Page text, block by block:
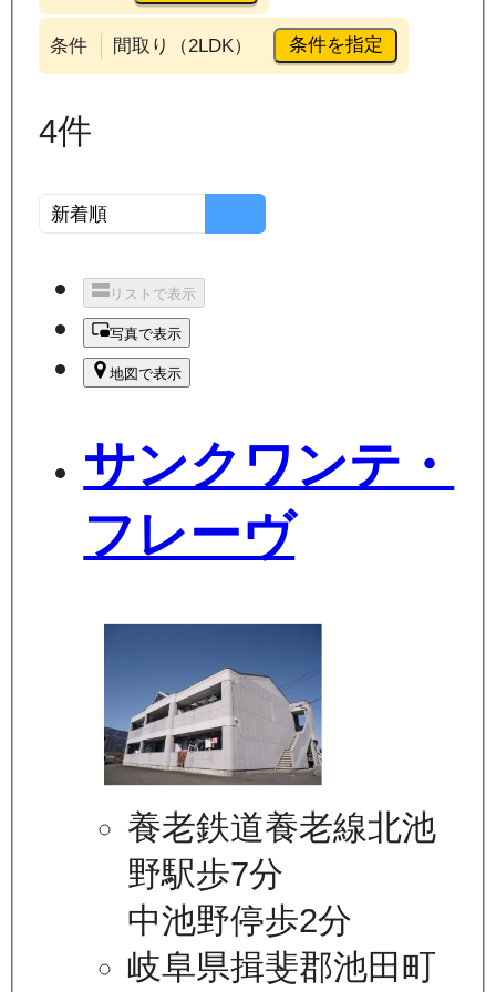
条件 間取り（2LDK） 条件を指定
4件
リストで表示
写真で表示
地図で表示
サンクワンテ・
フレーヴ
養老鉄道養老線北池
野駅歩7分
中池野停歩2分
岐阜県揖斐郡池田町